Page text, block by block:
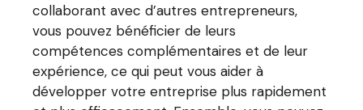
collaborant avec d’autres entrepreneurs,
vous pouvez bénéficier de leurs
compétences complémentaires et de leur
expérience, ce qui peut vous aider à
développer votre entreprise plus rapidement